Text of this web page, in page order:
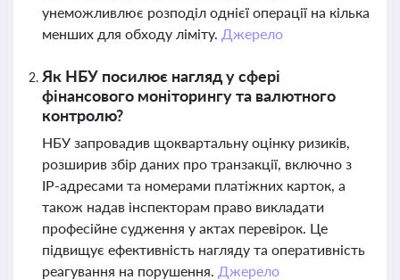
унеможливлює розподіл однієї операції на кілька
менших для обходу ліміту. Джерело
Як НБУ посилює нагляд у сфері
фінансового моніторингу та валютного
контролю?
НБУ запровадив щоквартальну оцінку ризиків,
розширив збір даних про транзакції, включно з
IP-адресами та номерами платіжних карток, а
також надав інспекторам право викладати
професійне судження у актах перевірок. Це
підвищує ефективність нагляду та оперативність
реагування на порушення. Джерело